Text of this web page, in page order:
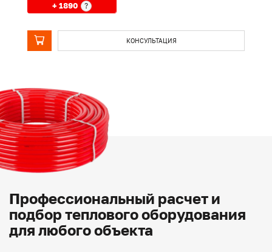
+ 1890 ?
КОНСУЛЬТАЦИЯ
Профессиональный расчет и
подбор теплового оборудования
для любого объекта